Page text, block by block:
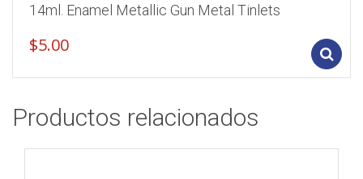
14ml. Enamel Metallic Gun Metal Tinlets
$5.00
Productos relacionados